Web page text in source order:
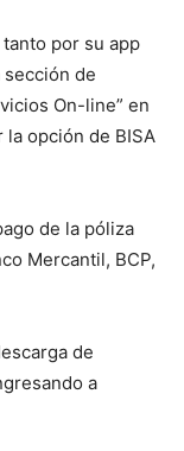
por su app
de
On-line” en
la opción de BISA
de la póliza
Mercantil, BCP,
de
a